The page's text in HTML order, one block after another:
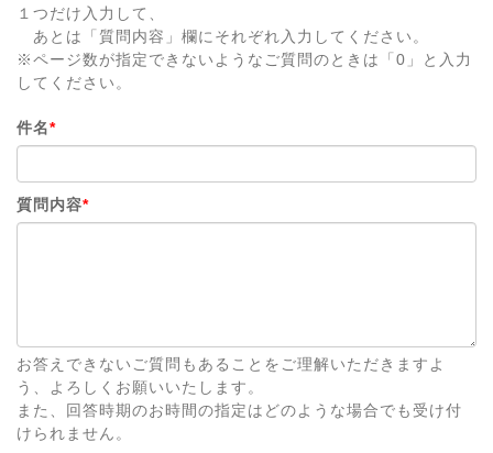
１つだけ入力して、
あとは「質問内容」欄にそれぞれ入力してください。
※ページ数が指定できないようなご質問のときは「0」と入力
してください。
件名*
質問内容*
お答えできないご質問もあることをご理解いただきますよ
う、よろしくお願いいたします。
また、回答時期のお時間の指定はどのような場合でも受け付
けられません。